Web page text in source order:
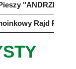
"ANDRZEJKI
Rajd Pieszy